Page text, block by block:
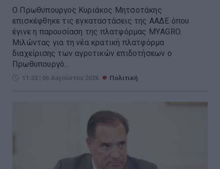
O Πρωθυπουργος Κυριάκος Μητσοτάκης
επισκέφθηκε τις εγκαταστάσεις της ΑΑΔΕ όπου
έγινε η παρουσίαση της πλατφόρμας ΜΥAGRO.
Μιλώντας για τη νέα κρατική πλατφόρμα
διαχείρισης των αγροτικών επιδοτήσεων ο
Πρωθυπουργό...
11:33 | 06 Αυγούστου 2026 Πολιτική